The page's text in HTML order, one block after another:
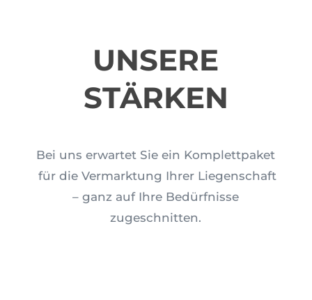
UNSERE
STÄRKEN
Bei uns erwartet Sie ein Komplettpaket
für die Vermarktung Ihrer Liegenschaft
– ganz auf Ihre Bedürfnisse
zugeschnitten.